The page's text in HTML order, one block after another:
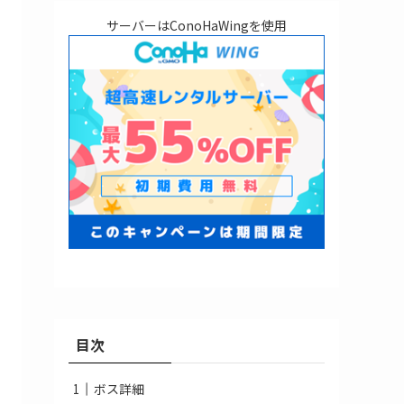
サーバーはConoHaWingを使用
目次
ボス詳細